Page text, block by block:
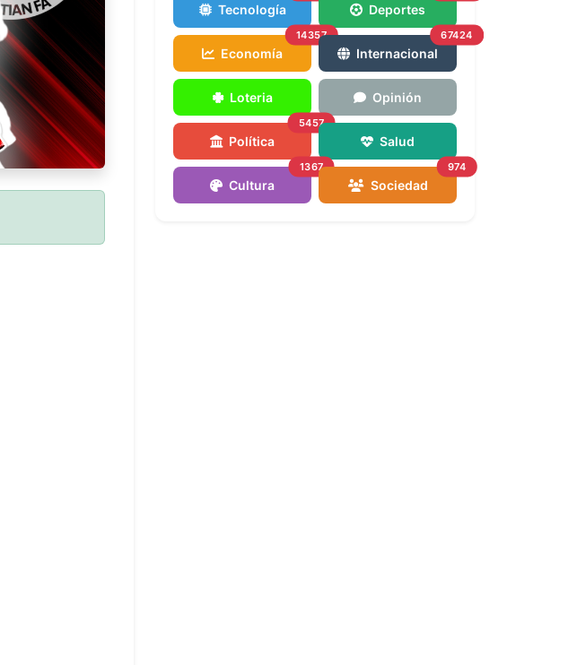
Tecnología Deportes
Economía
14357
Internacional
67424
Loteria Opinión
Política
5457
Salud
Cultura
1367
Sociedad
974